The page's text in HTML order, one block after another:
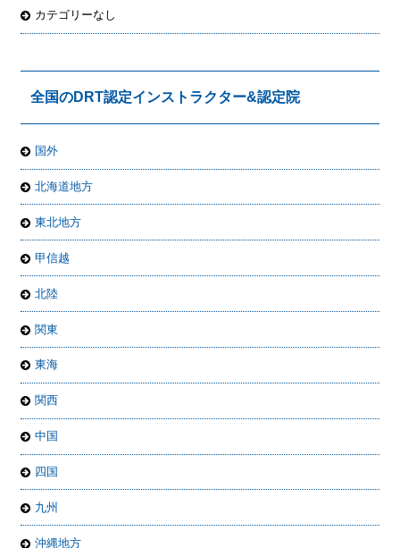
カテゴリーなし
全国のDRT認定インストラクター&認定院
国外
北海道地方
東北地方
甲信越
北陸
関東
東海
関西
中国
四国
九州
沖縄地方